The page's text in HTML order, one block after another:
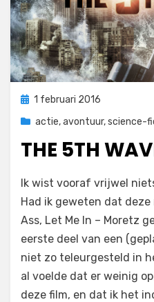
Geplaatst
1 februari 2016
actie,avontuur,science-
THE 5TH
door Filmofiel.nl
Laat een reactie achter op
Ik wist vooraf vrijwel
Had ik geweten dat
Ass, Let Me In – Moretz
eerste deel van een
niet zo teleurgesteld in
al voelde dat er weinig
deze film, en dat ik het